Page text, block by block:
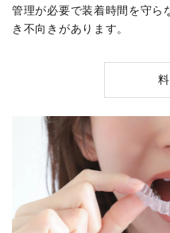
管理が必要で装着時間を守ら
き不向きがあります。